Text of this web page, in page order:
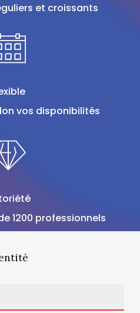
et croissants
vos disponibilités
1200 professionnels